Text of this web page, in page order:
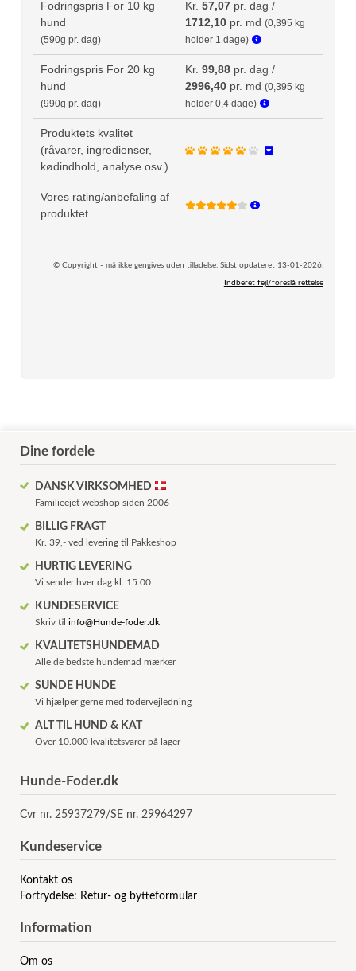
Fodringspris For 10 kg
hund
(590g pr. dag)
Kr.57,07 pr. dag /
1712,10 pr. md(0,395 kg
holder 1 dage)
Fodringspris For 20 kg
hund
(990g pr. dag)
Kr.99,88 pr. dag /
2996,40 pr. md(0,395 kg
holder 0,4 dage)
Produktets kvalitet
(råvarer, ingredienser,
kødindhold, analyse osv.)
Vores rating/anbefaling af
produktet
© Copyright - må ikke gengives uden tilladelse. Sidst opdateret 13-01-2026.
Indberet fejl/foreslå rettelse
Dine fordele
DANSK VIRKSOMHED
Familieejet webshop siden 2006
BILLIG FRAGT
Kr. 39,- ved levering til Pakkeshop
HURTIG LEVERING
Vi sender hver dag kl. 15.00
KUNDESERVICE
Skriv tilinfo@Hunde-foder.dk
KVALITETSHUNDEMAD
Alle de bedste hundemad mærker
SUNDE HUNDE
Vi hjælper gerne med fodervejledning
ALT TIL HUND & KAT
Over 10.000 kvalitetsvarer på lager
Hunde-Foder.dk
Cvr nr. 25937279/SE nr. 29964297
Kundeservice
Kontakt os
Fortrydelse: Retur- og bytteformular
Information
Om os